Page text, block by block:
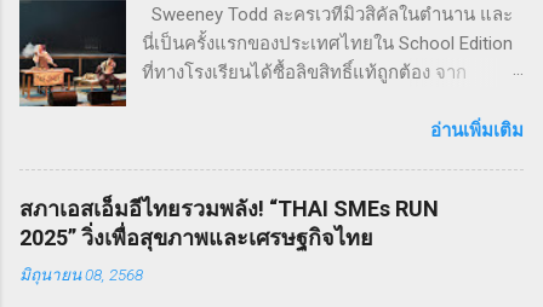
Sweeney Todd ละครเวทีมิวสิคัลในตำนาน และ
นี่เป็นครั้งแรกของประเทศไทยใน School Edition
ที่ทางโรงเรียนได้ซื้อลิขสิทธิ์แท้ถูกต้อง จาก
ขวัญ ฆาตกรรม ทำให้เหมาะกับผู้แสดง โดย
!! โดยเลือกเป็น School Edition ที่ลดบทให้ดู
เหมาะสม แต่ยังคงไว้ซึ่งความเข้มข้น! กำกับการ
แสดงโดย ดำเกิง ฐิตะปิยะศักดิ์ หรือ คุณบิ๊ก
อ่านเพิ่มเติม
สภาเอสเอ็มอีไทยรวมพลัง! “THAI SMEs RUN
2025” วิ่งเพื่อสุขภาพและเศรษฐกิจไทย
มิถุนายน 08, 2568